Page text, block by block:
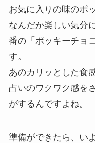
お気に入りの味のポ
なんだか楽しい気分
番の「ポッキーチョ
す。
あのカリッとした食
占いのワクワク感を
がするんですよね。
準備ができたら、い